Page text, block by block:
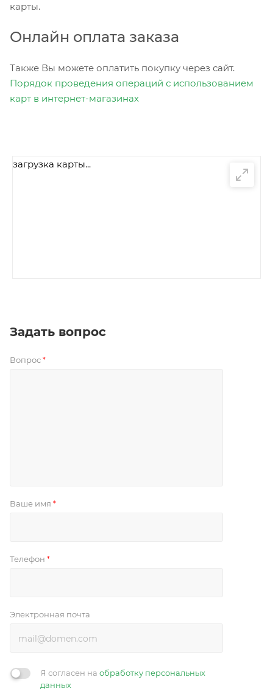
карты.
Онлайн оплата заказа
Также Вы можете оплатить покупку через сайт.
Порядок проведения операций с использованием
карт в интернет-магазинах
загрузка карты...
Задать вопрос
Вопрос *
Ваше имя *
Телефон *
Электронная почта
Я согласен на обработку персональных
данных